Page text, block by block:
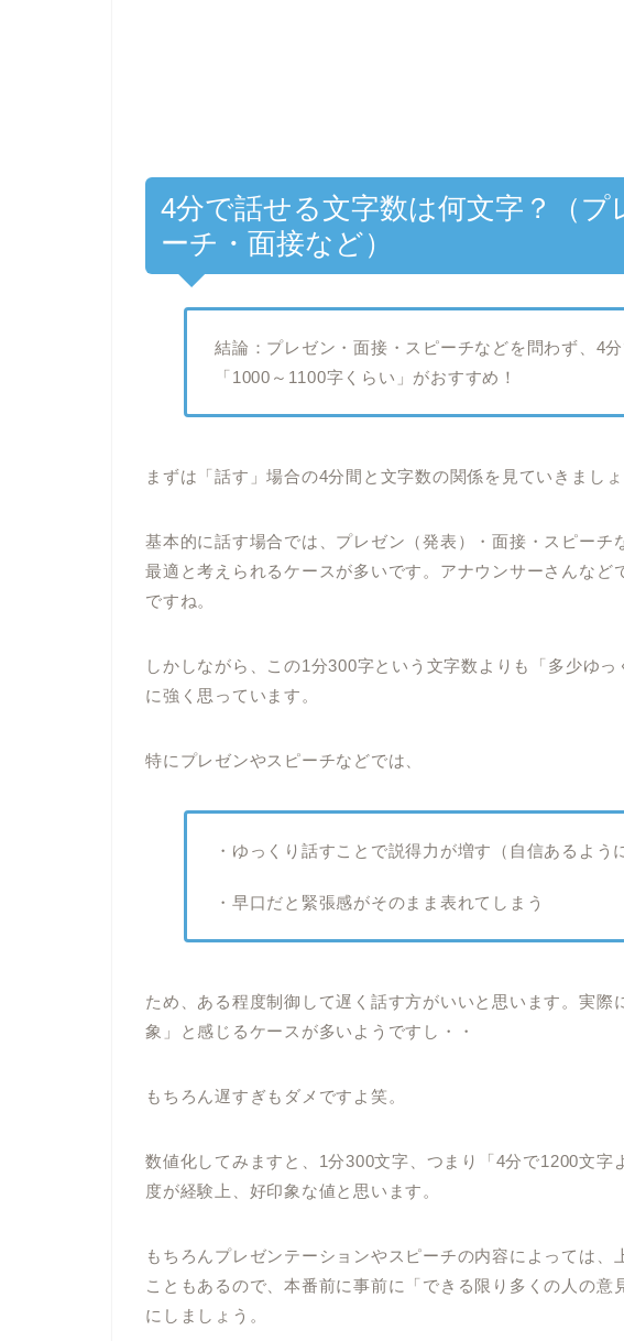
4分で話せる文字数は何文字？（プ
ーチ・面接など）
結論：プレゼン・面接・スピーチなどを問わず、4
「1000～1100字くらい」がおすすめ！
まずは「話す」場合の4分間と文字数の関係を見ていきまし
基本的に話す場合では、プレゼン（発表）・面接・スピーチ
最適と考えられるケースが多いです。アナウンサーさんなど
ですね。
しかしながら、この1分300字という文字数よりも「多少ゆ
に強く思っています。
特にプレゼンやスピーチなどでは、
・ゆっくり話すことで説得力が増す（自信あるよう
・早口だと緊張感がそのまま表れてしまう
ため、ある程度制御して遅く話す方がいいと思います。実際
象」と感じるケースが多いようですし・・
もちろん遅すぎもダメですよ笑。
数値化してみますと、1分300文字、つまり「4分で1200文字
度が経験上、好印象な値と思います。
もちろんプレゼンテーションやスピーチの内容によっては、
こともあるので、本番前に事前に「できる限り多くの人の意
にしましょう。